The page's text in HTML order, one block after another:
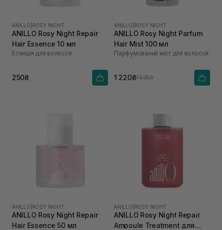
ANILLO ROSY NIGHT
ANILLO Rosy Night Repair
Hair Essence 10 мл
Есенція для волосся
250₴
ANILLO ROSY NIGHT
ANILLO Rosy Night Parfum
Hair Mist 100 мл
Парфумований міст для волосся
1 220₴1 525₴
ANILLO ROSY NIGHT
ANILLO Rosy Night Repair
Hair Essence 50 мл
ANILLO ROSY NIGHT
ANILLO Rosy Night Repair
Ampoule Treatment для